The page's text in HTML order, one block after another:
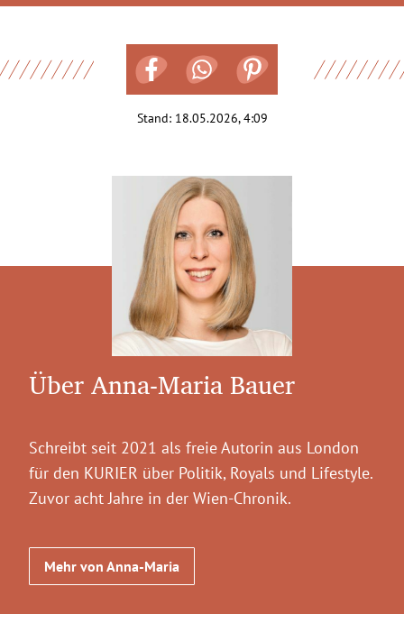
Stand: 18.05.2026, 4:09
Über Anna-Maria Bauer
Schreibt seit 2021 als freie Autorin aus London
für den KURIER über Politik, Royals und Lifestyle.
Zuvor acht Jahre in der Wien-Chronik.
Mehr von Anna-Maria